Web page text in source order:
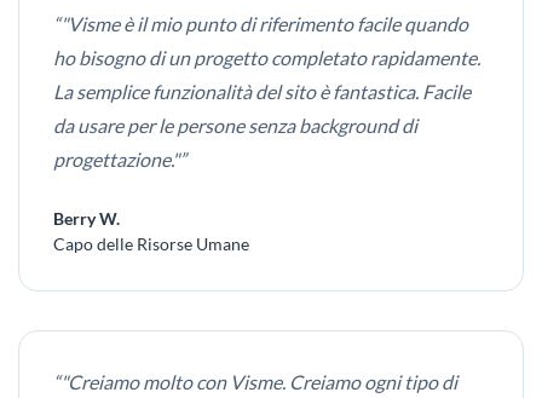
“"Visme è il mio punto di riferimento facile quando
ho bisogno di un progetto completato rapidamente.
La semplice funzionalità del sito è fantastica. Facile
da usare per le persone senza background di
progettazione."”
Berry W.
Capo delle Risorse Umane
“"Creiamo molto con Visme. Creiamo ogni tipo di